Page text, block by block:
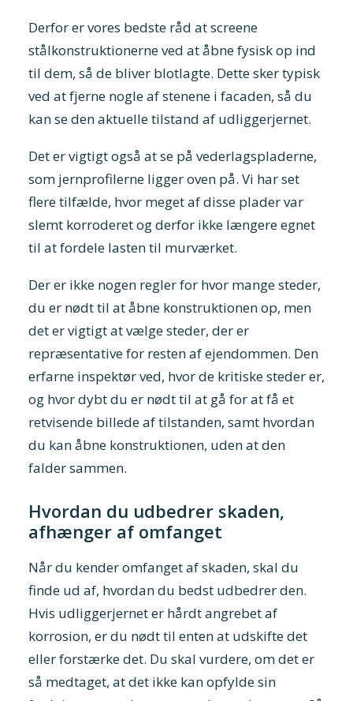
Derfor er vores bedste råd at screene
stålkonstruktionerne ved at åbne fysisk op ind
til dem, så de bliver blotlagte. Dette sker typisk
ved at fjerne nogle af stenene i facaden, så du
kan se den aktuelle tilstand af udliggerjernet.
Det er vigtigt også at se på vederlagspladerne,
som jernprofilerne ligger oven på. Vi har set
flere tilfælde, hvor meget af disse plader var
slemt korroderet og derfor ikke længere egnet
til at fordele lasten til murværket.
Der er ikke nogen regler for hvor mange steder,
du er nødt til at åbne konstruktionen op, men
det er vigtigt at vælge steder, der er
repræsentative for resten af ejendommen. Den
erfarne inspektør ved, hvor de kritiske steder er,
og hvor dybt du er nødt til at gå for at få et
retvisende billede af tilstanden, samt hvordan
du kan åbne konstruktionen, uden at den
falder sammen.
Hvordan du udbedrer skaden,
afhænger af omfanget
Når du kender omfanget af skaden, skal du
finde ud af, hvordan du bedst udbedrer den.
Hvis udliggerjernet er hårdt angrebet af
korrosion, er du nødt til enten at udskifte det
eller forstærke det. Du skal vurdere, om det er
så medtaget, at det ikke kan opfylde sin